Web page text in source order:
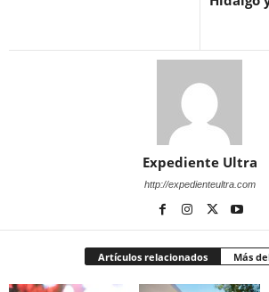
Expediente Ultra
http://expedienteultra.com
Artículos relacionados Más